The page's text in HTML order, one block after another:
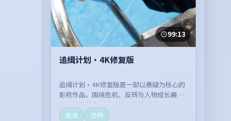
99:13
追缉计划·4K修复版
追缉计划·4K修复版是一部以悬疑为核心的
影视作品，围绕危机、反转与人物成长展
开，整体节奏紧凑，值得推荐观看。
高清
流畅